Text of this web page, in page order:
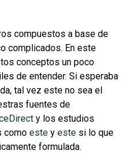
compuestos a base de
complicados. En este
conceptos un poco
de entender. Si esperaba
tal vez este no sea el
fuentes de
y los estudios
​​como este y este si lo que
formulada.